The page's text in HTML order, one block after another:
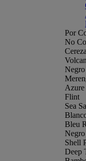
Por
No
Cereza
Azure
Flint
Sea
Bleu
Shell
Deep